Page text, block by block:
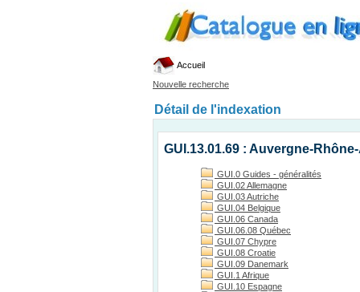
Accueil
Nouvelle recherche
Détail de l'indexation
GUI.13.01.69 : Auvergne-
GUI.0 Guides - généralités
GUI.02 Allemagne
GUI.03 Autriche
GUI.04 Belgique
GUI.06 Canada
GUI.06.08 Québec
GUI.07 Chypre
GUI.08 Croatie
GUI.09 Danemark
GUI.1 Afrique
GUI.10 Espagne